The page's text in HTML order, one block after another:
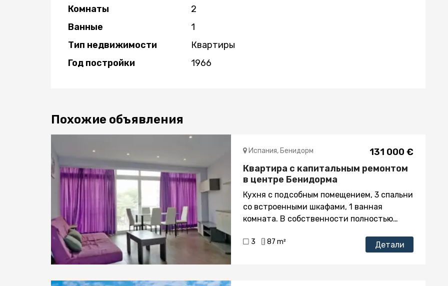
Комнаты
2
Ванные
1
Тип недвижимости
Квартиры
Год постройки
1966
Похожие объявления
131 000 €
Испания, Бенидорм
Квартира с капитальным ремонтом
в центре Бенидорма
Кухня с подсобным помещением, 3 спальни
со встроенными шкафами, 1 ванная
комната. В собственности полностью
двери, окна поменяны. Мебель и
электротехника новые. В самом центре .
3 87 m² Детали